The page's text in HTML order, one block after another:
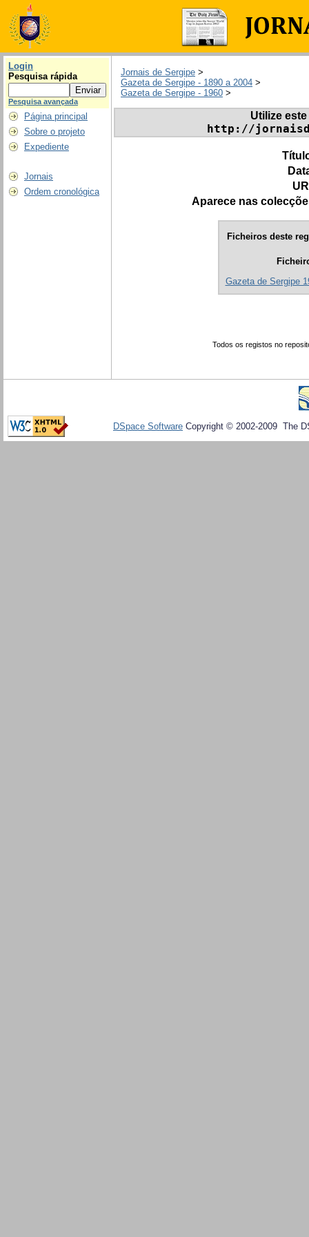
Login
Pesquisa rápida
Pesquisa avançada
Página principal
Sobre o projeto
Expediente
Jornais
Ordem cronológica
Jornais de Sergipe >
Gazeta de Sergipe - 1890 a 2004 >
Gazeta de Sergipe - 1960 >
Utilize
http://
Aparece nas
Ficheiros deste
Gazeta de Sergipe
Todos os registos no
DSpace Software Copyright © 2002-2009 The